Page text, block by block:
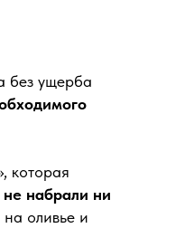
без ущерба
которая
не набрали ни
оливье и